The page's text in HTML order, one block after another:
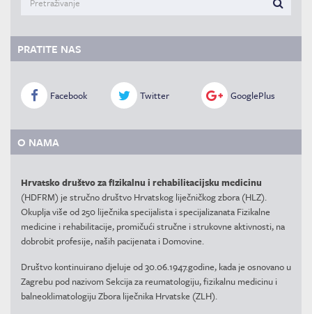
PRATITE NAS
Facebook Twitter GooglePlus
O NAMA
Hrvatsko društvo za fizikalnu i rehabilitacijsku medicinu
(HDFRM) je stručno društvo Hrvatskog liječničkog zbora (HLZ).
Okuplja više od 250 liječnika specijalista i specijalizanata Fizikalne
medicine i rehabilitacije, promičući stručne i strukovne aktivnosti, na
dobrobit profesije, naših pacijenata i Domovine.
Društvo kontinuirano djeluje od 30.06.1947.godine, kada je osnovano u
Zagrebu pod nazivom Sekcija za reumatologiju, fizikalnu medicinu i
balneoklimatologiju Zbora liječnika Hrvatske (ZLH).